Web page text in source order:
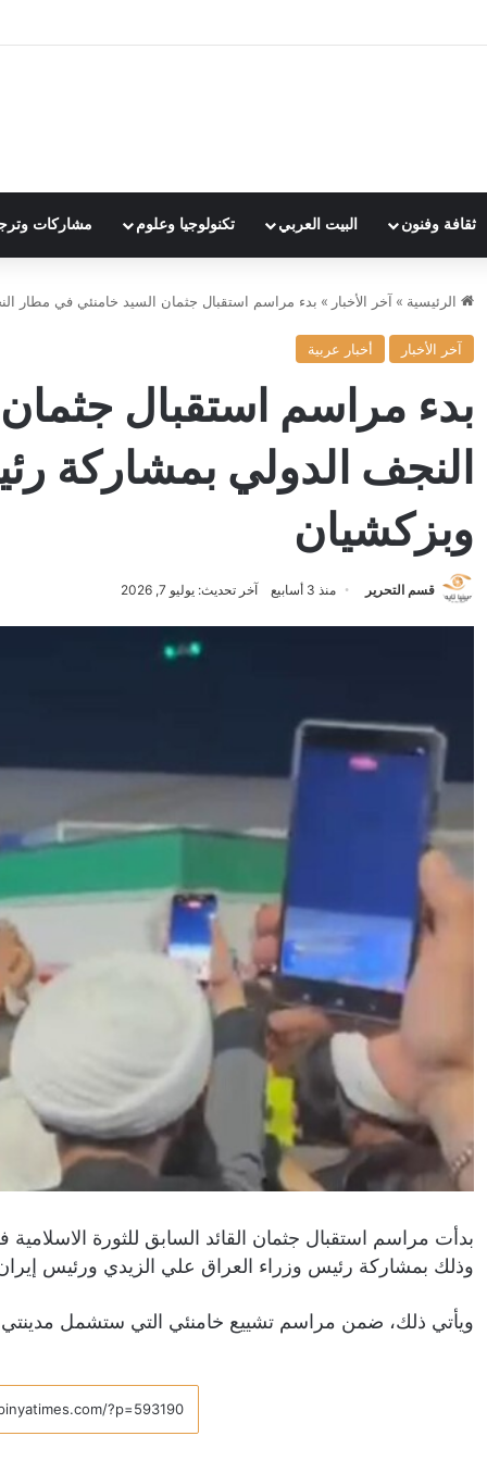
ثقافة وفنون البيت العربي تكنولوجيا وعلوم مشاركات
الرئيسية » آخر الأخبار » بدء مراسم استقبال جثمان السيد خامنئي في مطار
آخر الأخبار أخبار عربية
بدء مراسم استقبال
النجف الدولي بمشاركة
وبزكشيان
قسم التحرير منذ 3 أسابيع آخر تحديث: يوليو 7, 2026
بدأت مراسم استقبال جثمان القائد السابق للثورة
وذلك بمشاركة رئيس وزراء العراق ​علي الزيدي​ ورئيس
ويأتي ذلك، ضمن مراسم تشييع خامنئي التي ستشمل مدينتي